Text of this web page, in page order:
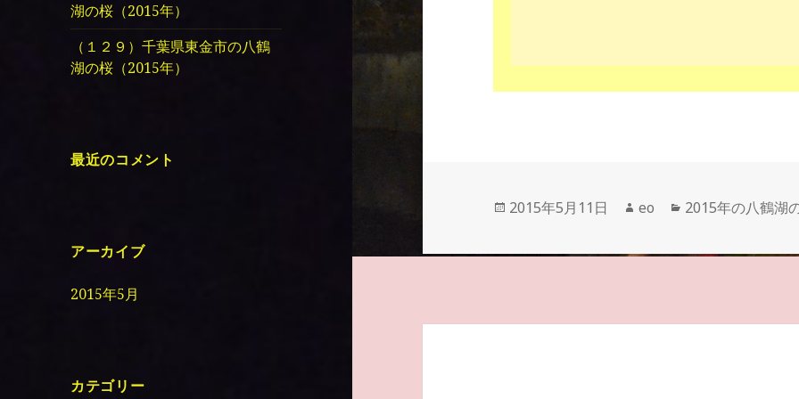
湖の桜（2015年）
（１２９）千葉県東金市の八鶴
湖の桜（2015年）
最近のコメント
アーカイブ
2015年5月
カテゴリー
投
日:
2015年5月11日
作
者
eo
カ
ゴ
2015年の八鶴湖